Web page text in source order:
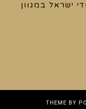
ישראל במגוון
THEME BY